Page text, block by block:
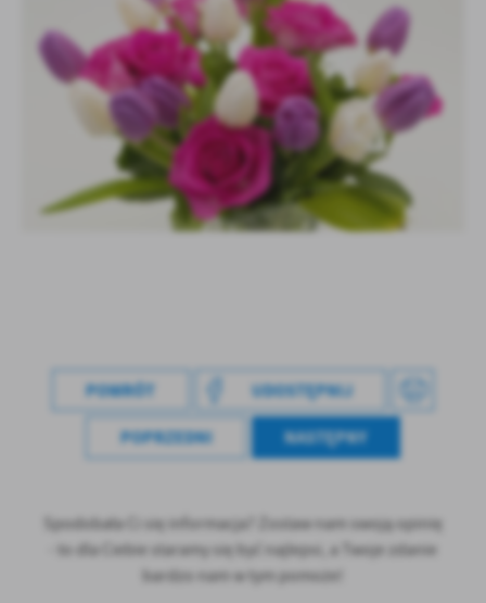
POWRÓT UDOSTĘPNIJ
POPRZEDNI NASTĘPNY
Spodobała Ci się informacja? Zostaw nam swoją opinię
- to dla Ciebie staramy się być najlepsi, a Twoje zdanie
bardzo nam w tym pomoże!